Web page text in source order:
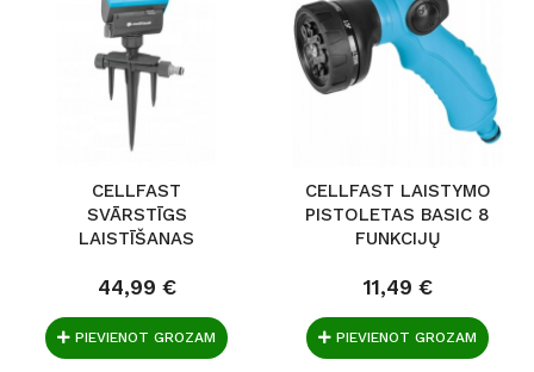
CELLFAST
SVĀRSTĪGS
LAISTĪŠANAS
44,99 €
PIEVIENOT GROZAM
CELLFAST LAISTYMO
PISTOLETAS BASIC 8
FUNKCIJŲ
11,49 €
PIEVIENOT GROZAM